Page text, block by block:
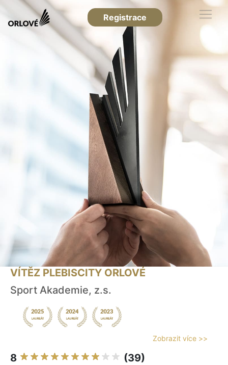
Registrace
VÍTĚZ PLEBISCITY ORLOVÉ
Sport Akademie, z.s.
Zobrazit více >>
8 (39)